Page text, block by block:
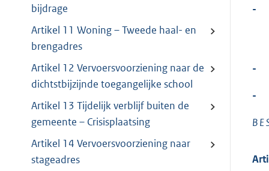
bijdrage
Artikel 11 Woning – Tweede haal- en
brengadres
Artikel 12 Vervoersvoorziening naar de
dichtstbijzijnde toegangelijke school
Artikel 13 Tijdelijk verblijf buiten de
gemeente – Crisisplaatsing
Artikel 14 Vervoersvoorziening naar
stageadres
-
-
-
B E